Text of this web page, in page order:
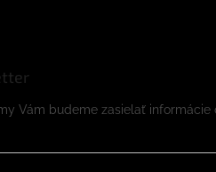
Vám budeme zasielať informácie